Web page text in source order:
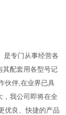
是专门从事经营各
其配套用各型号记
伙伴,在业界已具
，我公司即将在全
优良、快捷的产品